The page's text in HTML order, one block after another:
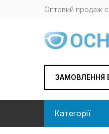
Оптовий продаж
ЗАМОВЛЕННЯ
Категорії